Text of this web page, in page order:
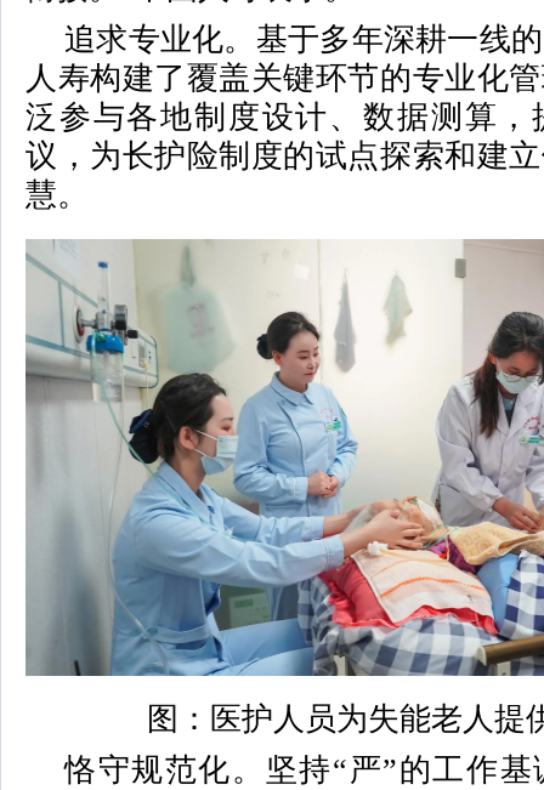
追求专业化。基于多年深耕一线
人寿构建了覆盖关键环节的专业化
泛参与各地制度设计、数据测算，
议，为长护险制度的试点探索和建
慧。
图：医护人员为失能老人提
恪守规范化。坚持“严”的工作